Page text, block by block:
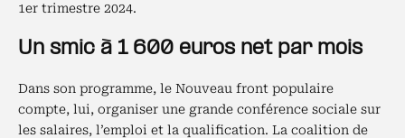
1er trimestre 2024.
Un smic à 1 600 euros net par mois
Dans son programme, le Nouveau front populaire
compte, lui, organiser une grande conférence sociale sur
les salaires, l’emploi et la qualification. La coalition de